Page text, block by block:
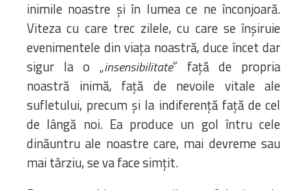
inimile noastre și în lumea ce ne înconjoară.
Viteza cu care trec zilele, cu care se înșiruie
evenimentele din viața noastră, duce încet dar
sigur la o „insensibilitate” față de propria
noastră inimă, față de nevoile vitale ale
sufletului, precum și la indiferență față de cel
de lângă noi. Ea produce un gol întru cele
dinăuntru ale noastre care, mai devreme sau
mai târziu, se va face simțit.